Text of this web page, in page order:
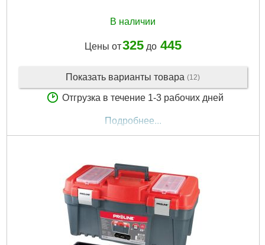
В наличии
Цены от325до 445
Показать варианты товара (12)
Отгрузка в течение 1-3 рабочих дней
Подробнее...